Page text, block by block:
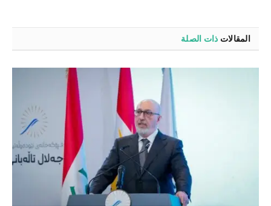
المقالات ذات الصلة